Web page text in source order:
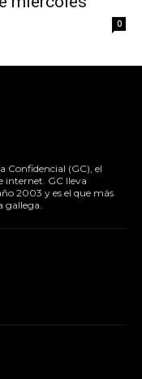
0
Confidencial (GC), el
internet. GC lleva
2003 y es el que más
gallega.